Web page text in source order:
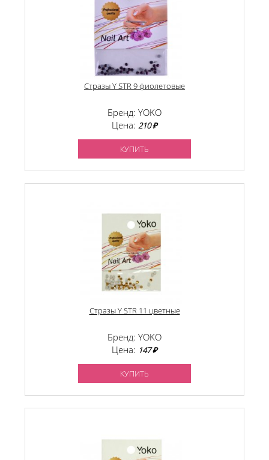
Стразы Y STR 9 фиолетовые
Бренд: YOKO
Цена: 210 ₽
КУПИТЬ
Стразы Y STR 11 цветные
Бренд: YOKO
Цена: 147 ₽
КУПИТЬ